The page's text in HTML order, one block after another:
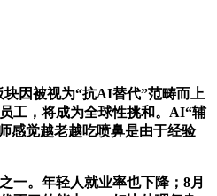
因被视为“抗AI替代”范畴而上
工，将成为全球性挑和。AI“辅
感觉越老越吃喷鼻是由于经验
。年轻人就业率也下降；8月